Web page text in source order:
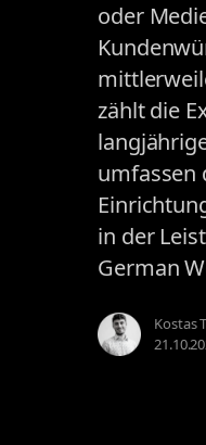
oder
zählt die
umfassen
in der
German
Kostas